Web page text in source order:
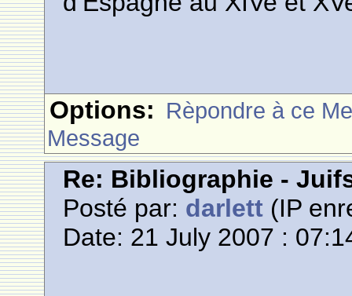
Options: Rèpondre à ce
Message
Re: Bibliographie -
Posté par: darlett (IP
Date: 21 July 2007 :